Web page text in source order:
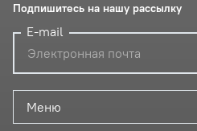
Меню
Подпишитесь на нашу рассылку
E-mail